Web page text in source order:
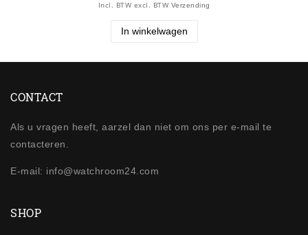
Incl. BTW excl. BTW Verzending
In winkelwagen
CONTACT
Als u vragen heeft, aarzel dan niet om ons per e-mail te
contacteren.
E-mail: info@watchroom24.com
SHOP